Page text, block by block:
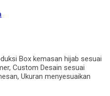
Box kemasan hijab sesuai
Custom Desain sesuai
Ukuran menyesuaikan